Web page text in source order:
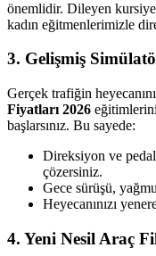
önemlidir. Dileyen
kadın eğitmenlerimizle
3. Gelişmiş
Gerçek trafiğin
Fiyatları 2026
başlarsınız. Bu sayede:
Direksiyon ve
çözersiniz.
Gece sürüşü,
Heyecanınızı
4. Yeni Nesil Araç